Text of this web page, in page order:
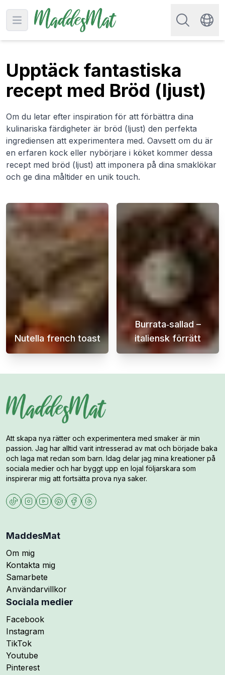
Open main menu
Sök efter
Upptäck fantastiska
recept med Bröd (ljust)
Om du letar efter inspiration för att förbättra dina
kulinariska färdigheter är bröd (ljust) den perfekta
ingrediensen att experimentera med. Oavsett om du är
en erfaren kock eller nybörjare i köket kommer dessa
recept med bröd (ljust) att imponera på dina smaklökar
och ge dina måltider en unik touch.
Nutella french toast
Om du är sugen på en läcker och
Burrata‑sallad –
italiensk förrätt
Burrata är en
Att skapa nya rätter och experimentera med smaker är min
passion. Jag har alltid varit intresserad av mat och började baka
och laga mat redan som barn. Idag delar jag mina kreationer på
sociala medier och har byggt upp en lojal följarskara som
inspirerar mig att fortsätta prova nya saker.
MaddesMat
Om mig
Kontakta mig
Samarbete
Användarvillkor
Sociala medier
Följ mig på
Facebook
Följ mig på
Instagram
Följ mig på
TikTok
Följ mig på
Youtube
Följ mig på
Pinterest